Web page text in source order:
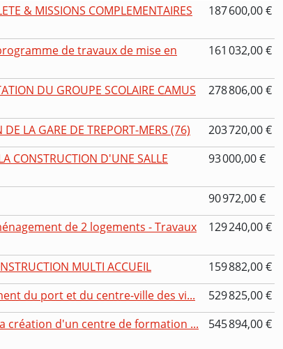
& MISSIONS COMPLEMENTAIRES
187 600,00 €
de travaux de mise en
161 032,00 €
DU GROUPE SCOLAIRE CAMUS
278 806,00 €
LA GARE DE TREPORT-MERS (76)
203 720,00 €
CONSTRUCTION D'UNE SALLE
93 000,00 €
90 972,00 €
de 2 logements - Travaux
129 240,00 €
MULTI ACCUEIL
159 882,00 €
du port et du centre-ville des vi...
529 825,00 €
création d'un centre de formation ... 545 894,00 €